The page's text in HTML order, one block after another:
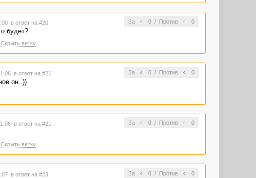
За 0/ Против 0
в ответ на #20
будет?
Скрыть ветку
За 0/ Против 0
в ответ на #21
он..))
За 0/ Против 0
в ответ на #21
Скрыть ветку
За 0/ Против 0
в ответ на #23